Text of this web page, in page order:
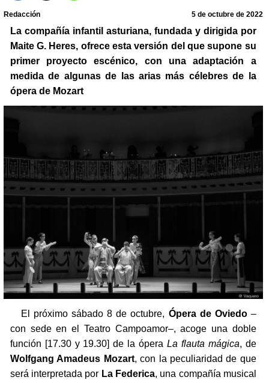
Redacción 5 de octubre de 2022
La compañía infantil asturiana, fundada y dirigida por
Maite G. Heres, ofrece esta versión del que supone su
primer proyecto escénico, con una adaptación a
medida de algunas de las arias más célebres de la
ópera de Mozart
El próximo sábado 8 de octubre, Ópera de Oviedo–
con sede en el Teatro Campoamor–, acoge una doble
función [17.30 y 19.30] de la óperaLa flauta mágica, de
Wolfgang Amadeus Mozart, con la peculiaridad de que
será interpretada por La Federica, una compañía musical